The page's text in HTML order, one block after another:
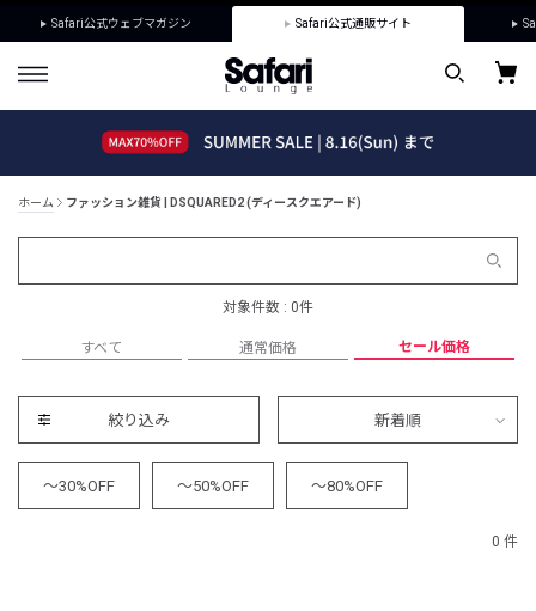
Safari公式ウェブマガジン Safari公式通販サイト
ホーム ファッション雑貨 | DSQUARED2 (ディースクエアード)
対象件数 : 0件
すべて 通常価格 セール価格
絞り込み 新着順
～30%OFF ～50%OFF ～80%OFF
0 件